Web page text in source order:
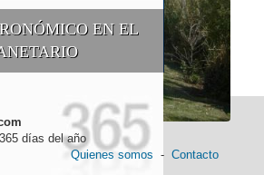
EN EL
días del año
Quienes somos - Contacto